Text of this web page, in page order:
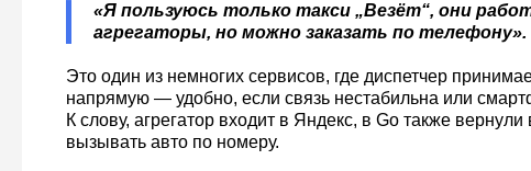
«Я пользуюсь только такси „Везёт“, они
агрегаторы, но можно заказать по телефону».
Это один из немногих сервисов, где диспетчер
напрямую — удобно, если связь нестабильна или
К слову, агрегатор входит в Яндекс, в Go также
вызывать авто по номеру.